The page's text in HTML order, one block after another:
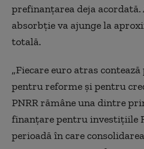
prefinanțarea deja
absorbție va ajunge la
totală.
„Fiecare euro atras
pentru reforme și pentru
PNRR rămâne una dintre
finanțare pentru investițiile
perioadă în care